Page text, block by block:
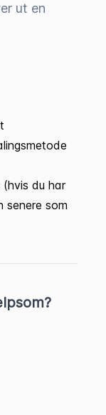
ut en
du har
senere som